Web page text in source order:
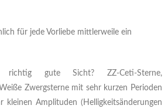
für jede Vorliebe mittlerweile ein
gute Sicht? ZZ-Ceti-Sterne,
Zwergsterne mit sehr kurzen Perioden
Amplituden (Helligkeitsänderungen